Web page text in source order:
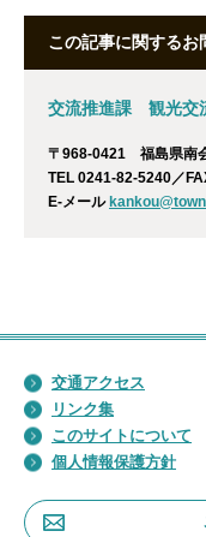
この記事に関するお
交流推進課 観光交
〒968-0421 福島県南
TEL 0241-82-5240／
E-メール
交通アクセス
リンク集
このサイトについて
個人情報保護方針